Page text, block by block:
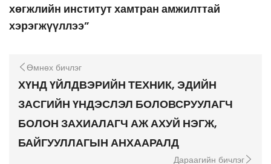
хөгжлийн институт хамтран амжилттай
хэрэгжүүллээ”
Өмнөх бичлэг
ХҮНД ҮЙЛДВЭРИЙН ТЕХНИК, ЭДИЙН
ЗАСГИЙН ҮНДЭСЛЭЛ БОЛОВСРУУЛАГЧ
БОЛОН ЗАХИАЛАГЧ АЖ АХУЙ НЭГЖ,
БАЙГУУЛЛАГЫН АНХААРАЛД
Дараагийн бичлэг